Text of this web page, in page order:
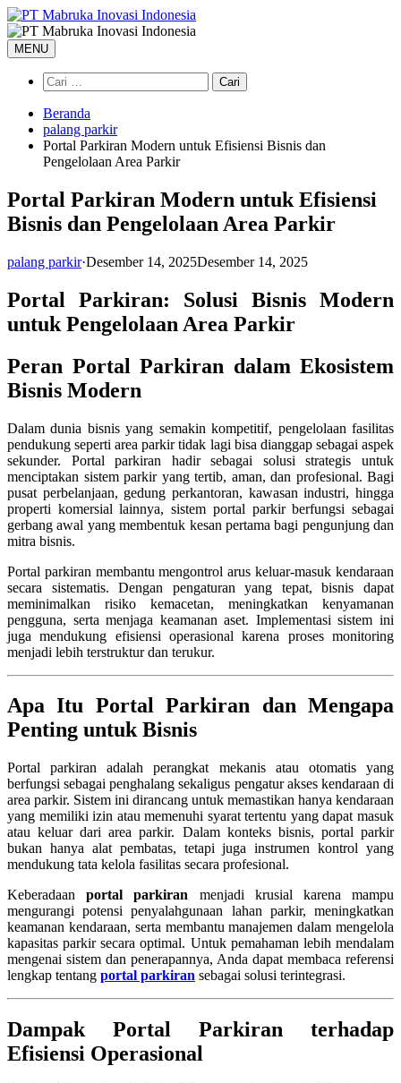
Langsung
ke
konten
MENU
Cari
untuk:
Beranda
palang parkir
Portal Parkiran Modern untuk Efisiensi Bisnis dan
Pengelolaan Area Parkir
Portal Parkiran Modern untuk Efisiensi
Bisnis dan Pengelolaan Area Parkir
palang parkir·Desember 14, 2025Desember 14, 2025
Portal Parkiran: Solusi Bisnis Modern
untuk Pengelolaan Area Parkir
Peran Portal Parkiran dalam Ekosistem
Bisnis Modern
Dalam dunia bisnis yang semakin kompetitif, pengelolaan fasilitas
pendukung seperti area parkir tidak lagi bisa dianggap sebagai aspek
sekunder. Portal parkiran hadir sebagai solusi strategis untuk
menciptakan sistem parkir yang tertib, aman, dan profesional. Bagi
pusat perbelanjaan, gedung perkantoran, kawasan industri, hingga
properti komersial lainnya, sistem portal parkir berfungsi sebagai
gerbang awal yang membentuk kesan pertama bagi pengunjung dan
mitra bisnis.
Portal parkiran membantu mengontrol arus keluar-masuk kendaraan
secara sistematis. Dengan pengaturan yang tepat, bisnis dapat
meminimalkan risiko kemacetan, meningkatkan kenyamanan
pengguna, serta menjaga keamanan aset. Implementasi sistem ini
juga mendukung efisiensi operasional karena proses monitoring
menjadi lebih terstruktur dan terukur.
Apa Itu Portal Parkiran dan Mengapa
Penting untuk Bisnis
Portal parkiran adalah perangkat mekanis atau otomatis yang
berfungsi sebagai penghalang sekaligus pengatur akses kendaraan di
area parkir. Sistem ini dirancang untuk memastikan hanya kendaraan
yang memiliki izin atau memenuhi syarat tertentu yang dapat masuk
atau keluar dari area parkir. Dalam konteks bisnis, portal parkir
bukan hanya alat pembatas, tetapi juga instrumen kontrol yang
mendukung tata kelola fasilitas secara profesional.
Keberadaanportal parkiran menjadi krusial karena mampu
mengurangi potensi penyalahgunaan lahan parkir, meningkatkan
keamanan kendaraan, serta membantu manajemen dalam mengelola
kapasitas parkir secara optimal. Untuk pemahaman lebih mendalam
mengenai sistem dan penerapannya, Anda dapat membaca referensi
lengkap tentang portal parkiran sebagai solusi terintegrasi.
Dampak Portal Parkiran terhadap
Efisiensi Operasional